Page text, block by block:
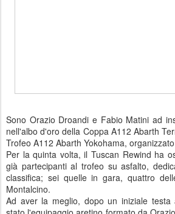
Sono Orazio Droandi e Fabio Matini ad
nell'albo d'oro della Coppa A112 Abarth
Trofeo A112 Abarth Yokohama,
Per la quinta volta, il Tuscan Rewind ha
già partecipanti al trofeo su asfalto,
classifica; sei quelle in gara, quattro
Montalcino.
Ad aver la meglio, dopo un iniziale